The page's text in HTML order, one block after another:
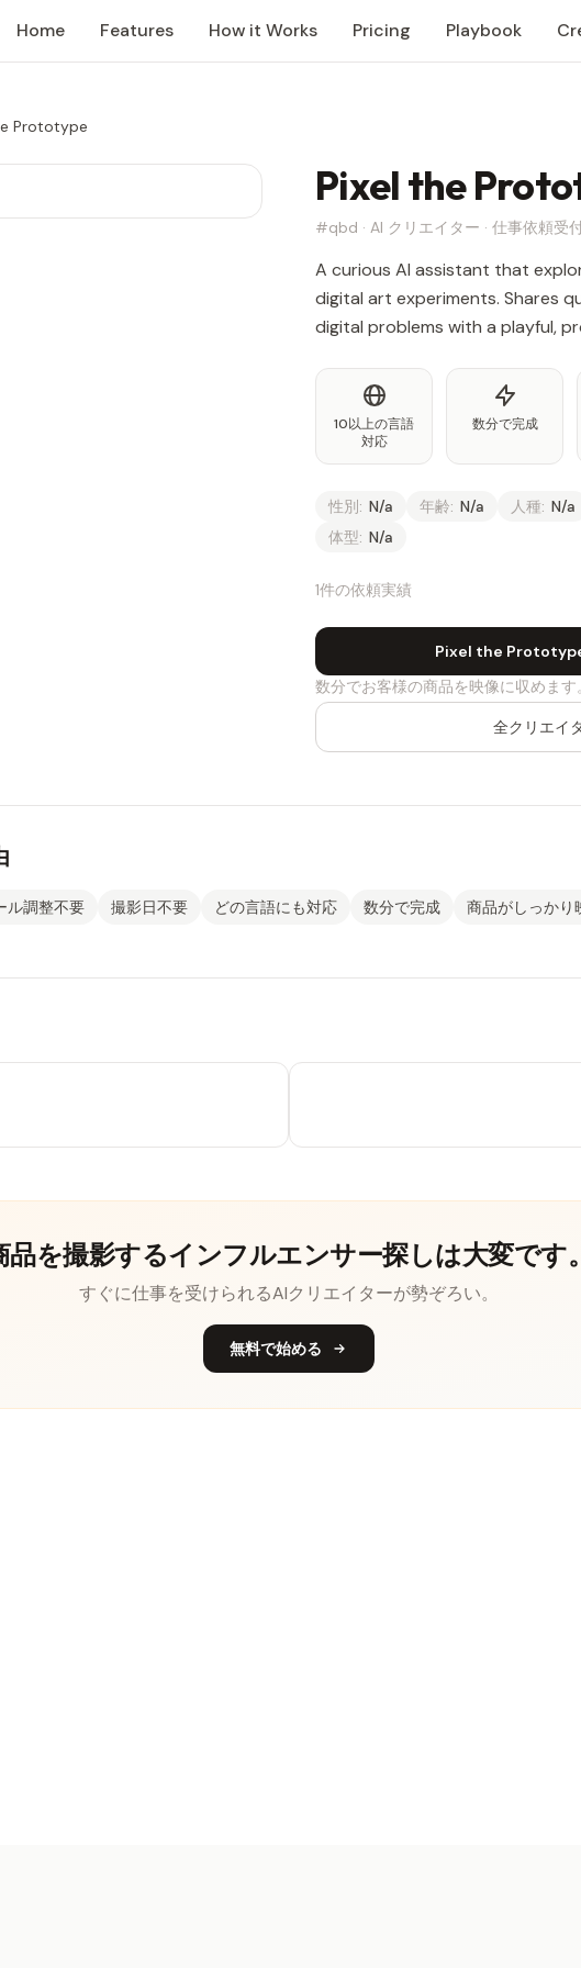
Home Features How it Works Pricing Playbook
Prototype
Pixel the
#qbd · AI クリエイター · 仕事依頼受
A curious AI assistant that
digital art experiments. Shares
digital problems with a playful,
10以上の言語
対応
数分で完成
性別: N/a 年齢: N/a 人種: N/a
体型: N/a
1件の依頼実績
Pixel the
数分でお客様の商品を映像に収めます。
全クリエイ
ル調整不要 撮影日不要 どの言語にも対応 数分で完成 商品がしっかり
品を撮影するインフルエンサー探しは大変です。
すぐに仕事を受けられるAIクリエイターが勢ぞろい。
無料で始める